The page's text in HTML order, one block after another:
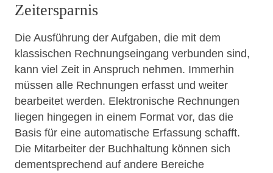
Zeitersparnis
Die Ausführung der Aufgaben, die mit dem
klassischen Rechnungseingang verbunden sind,
kann viel Zeit in Anspruch nehmen. Immerhin
müssen alle Rechnungen erfasst und weiter
bearbeitet werden. Elektronische Rechnungen
liegen hingegen in einem Format vor, das die
Basis für eine automatische Erfassung schafft.
Die Mitarbeiter der Buchhaltung können sich
dementsprechend auf andere Bereiche